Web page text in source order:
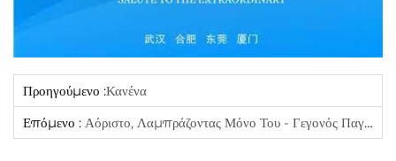
Προηγούμενο :Κανένα
Επόμενο : Αόριστο, Λαμπράζοντας Μόνο Του - Γεγονός Παγκόσμια Ημέρας Της Γυναίκας 2025 Της Yijue